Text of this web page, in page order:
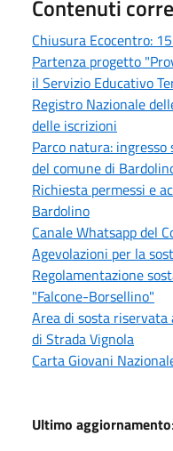
Contenuti
Chiusura Ecocentro:
Partenza progetto
il Servizio Educativo
Registro Nazionale
delle iscrizioni
Parco natura:
del comune di
Richiesta permessi e
Bardolino
Canale Whatsapp del
Agevolazioni per la
Regolamentazione
"Falcone-Borsellino"
Area di sosta
di Strada Vignola
Carta Giovani
Ultimo aggiornamento